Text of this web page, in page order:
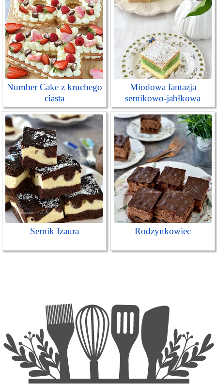
Number Cake z kruchego
ciasta
Miodowa fantazja
sernikowo-jabłkowa
Sernik Izaura Rodzynkowiec